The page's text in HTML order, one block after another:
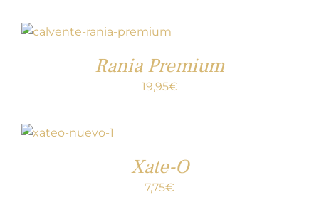
Rania Premium
19,95€
Xate-O
7,75€